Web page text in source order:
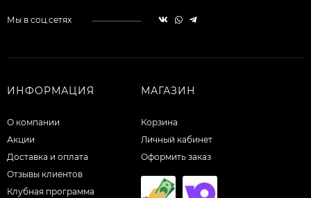
Мы в соц.сетях
ИНФОРМАЦИЯ
О компании
Акции
Доставка и оплата
Отзывы клиентов
Клубная программа
МАГАЗИН
Корзина
Личный кабинет
Оформить заказ